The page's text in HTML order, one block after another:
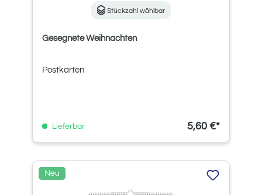
Stückzahl wählbar
Gesegnete Weihnachten
Postkarten
Lieferbar 5,60 €*
Neu